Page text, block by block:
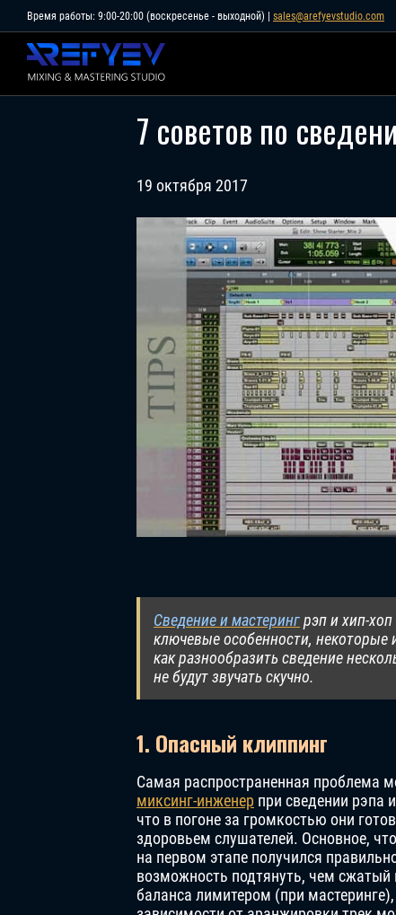
to
content
Время работы: 9:00-20:00 (воскресенье - выходной) | sales@arefyevstudio.com
7 советов по
19 октября 2017
Сведение и мастерингрэп и хип-
ключевые особенности, некоторые
как разнообразить сведение
не будут звучать скучно.
1. Опасный клиппинг
Самая распространенная проблема
миксинг-инженер при сведении рэпа
что в погоне за громкостью они
здоровьем слушателей. Основное,
на первом этапе получился
возможность подтянуть, чем
баланса лимитером (при